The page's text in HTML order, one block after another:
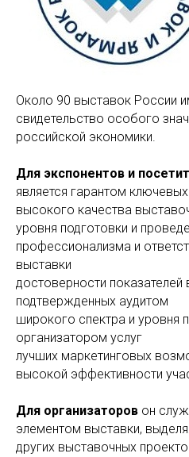
Около 90 выставок России
свидетельство особого
российской экономики.
Для экспонентов и
является гарантом
высокого качества
уровня подготовки и
профессионализма и
выставки
достоверности показателей
подтвержденных аудитом
широкого спектра и уровня
организатором услуг
лучших маркетинговых
высокой эффективности
Для организаторов он
элементом выставки,
других выставочных